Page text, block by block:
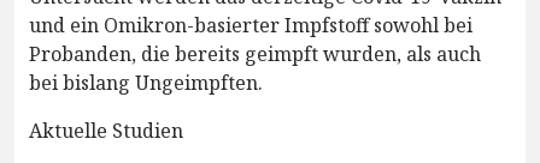
und ein Omikron-basierter Impfstoff sowohl bei
Probanden, die bereits geimpft wurden, als auch
bei bislang Ungeimpften.
Aktuelle Studien